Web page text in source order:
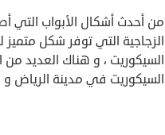
من أحدث أشكال الأبواب التي
الزجاجية التي توفر شكل
السيكوريت ، و هناك العديد
السيكوريت في مدينة الرياض